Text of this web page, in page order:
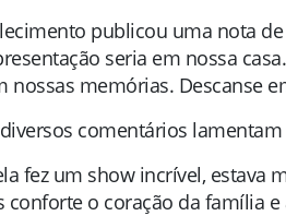
publicou uma nota
seria em nossa
nossas memórias. Descanse
comentários
fez um show incrível, estava
conforte o coração da família